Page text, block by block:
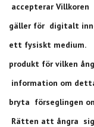
accepterar
gäller för digitalt
ett fysiskt medium.
produkt för vilken
information om
bryta förseglingen
Rätten att ångra